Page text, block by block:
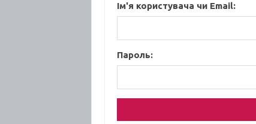
Ім'я користувача чи Email:
Пароль: